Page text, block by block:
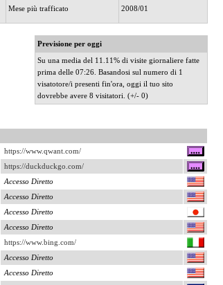
Mese più trafficato 2008/01
Previsione per oggi
Su una media del 11.11% di visite giornaliere fatte
prima delle 07:26. Basandosi sul numero di 1
visatotore/i presenti fin'ora, oggi il tuo sito
dovrebbe avere 8 visitatori. (+/- 0)
https://www.qwant.com/
https://duckduckgo.com/
Accesso Diretto
Accesso Diretto
Accesso Diretto
Accesso Diretto
https://www.bing.com/
Accesso Diretto
Accesso Diretto